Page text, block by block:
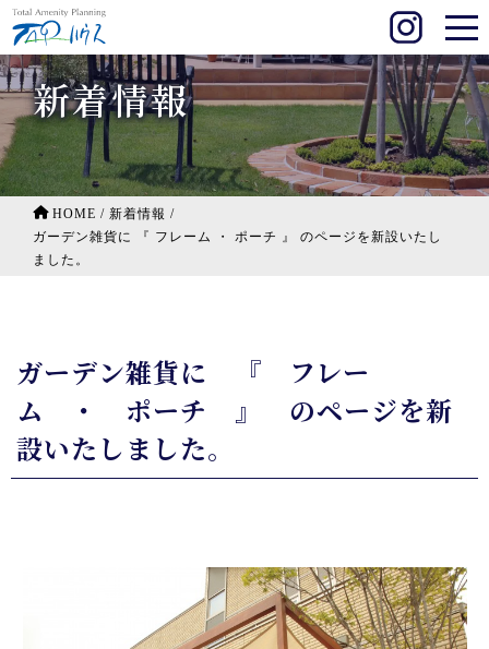
新着情報
HOME / 新着情報 /
ガーデン雑貨に 『 フレーム ・ ポーチ 』 のページを新設いたし
ました。
ガーデン雑貨に 『 フレー
ム ・ ポーチ 』 のページを新
設いたしました。